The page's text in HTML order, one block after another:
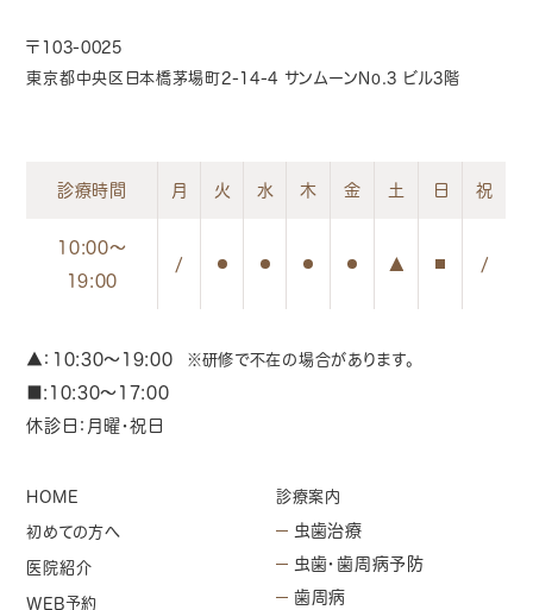
〒103-0025
東京都中央区日本橋茅場町2-14-4 サンムーンNo.3 ビル3階
診療時間 月 火 水 木 金 土 日 祝
10:00〜
19:00
/ /
▲：10:30～19:00 ※研修で不在の場合があります。
■:10:30〜17:00
休診日：月曜・祝日
HOME
初めての方へ
医院紹介
WEB予約
診療案内
虫歯治療
虫歯・歯周病予防
歯周病